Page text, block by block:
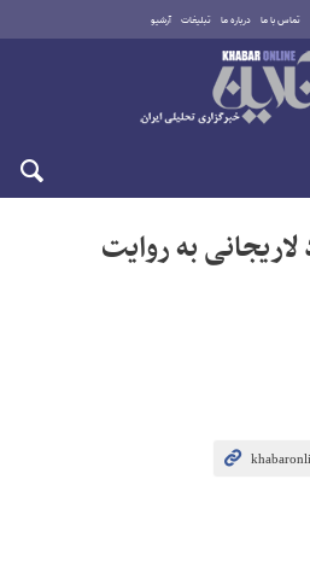
تماس با ما درباره ما تبلیغات آرشیو
به روایت